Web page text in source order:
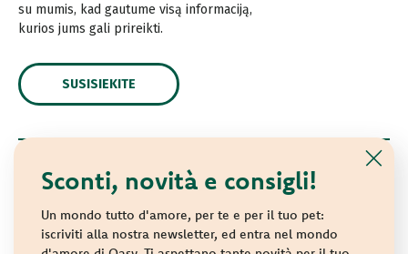
Sconti, novità e consigli!
Un mondo tutto d'amore, per te e per il tuo pet:
iscriviti alla nostra newsletter, ed entra nel mondo
su mumis, kad gautume visą informaciją,
kurios jums gali prireikti.
SUSISIEKITE
© 2021 Oasy. Visos teisės saugomos.
Wonderfood S.p.A. Strada dei Censiti, 2 - 47891 Repubblica
di San Marino - C.o.E. SM 04018